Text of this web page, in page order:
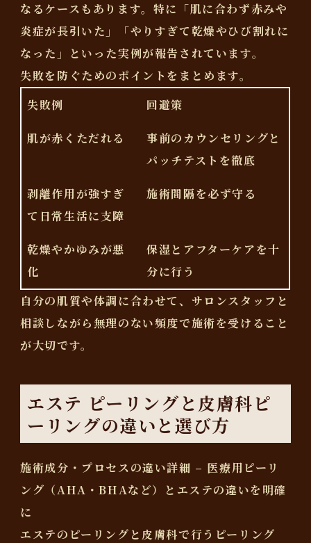
なるケースもあります。特に「肌に合わず赤みや
炎症が長引いた」「やりすぎて乾燥やひび割れに
なった」といった実例が報告されています。
失敗を防ぐためのポイントをまとめます。
失敗例
回避策
肌が赤くただれる
事前のカウンセリングと
パッチテストを徹底
剥離作用が強すぎ
て日常生活に支障
施術間隔を必ず守る
乾燥やかゆみが悪
化
保湿とアフターケアを十
分に行う
自分の肌質や体調に合わせて、サロンスタッフと
相談しながら無理のない頻度で施術を受けること
が大切です。
エステ ピーリングと皮膚科ピ
ーリングの違いと選び方
施術成分・プロセスの違い詳細 – 医療用ピーリ
ング（AHA・BHAなど）とエステの違いを明確
に
エステのピーリングと皮膚科で行うピーリング